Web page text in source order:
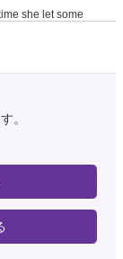
she let some
from all
。